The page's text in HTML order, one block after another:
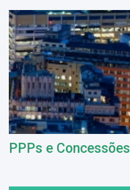
PPPs e Concessões